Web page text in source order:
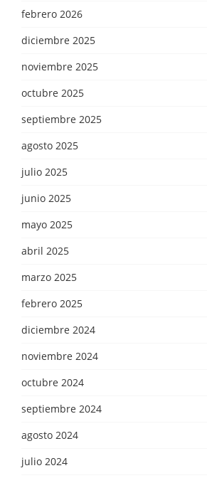
febrero 2026
diciembre 2025
noviembre 2025
octubre 2025
septiembre 2025
agosto 2025
julio 2025
junio 2025
mayo 2025
abril 2025
marzo 2025
febrero 2025
diciembre 2024
noviembre 2024
octubre 2024
septiembre 2024
agosto 2024
julio 2024